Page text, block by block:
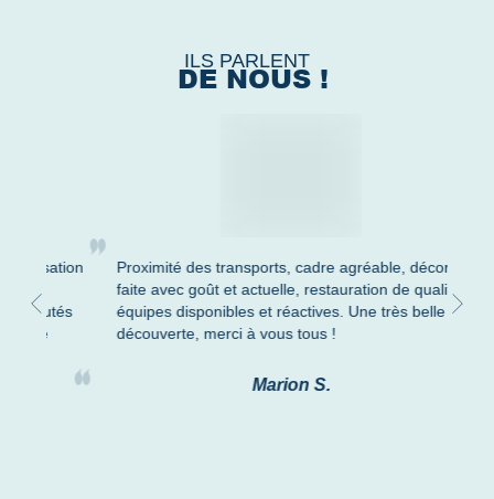
ILS PARLENT
DE NOUS !
Proximité des transports, cadre agréable, décoration
faite avec goût et actuelle, restauration de qualité,
équipes disponibles et réactives. Une très belle
découverte, merci à vous tous !
Marion S.